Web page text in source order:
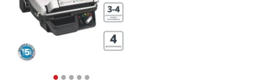
●● ● ● ●